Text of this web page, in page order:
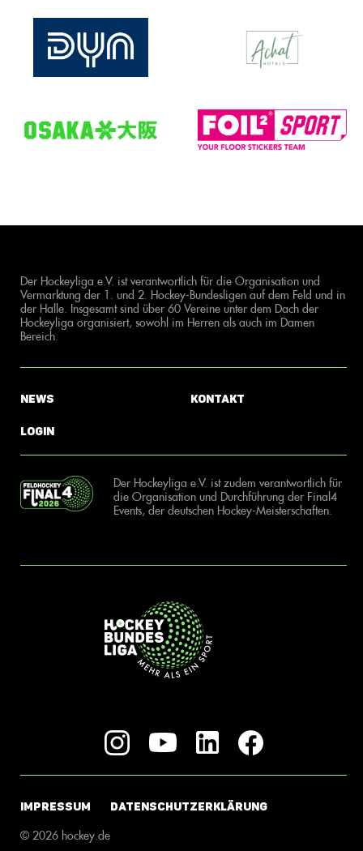
Der Hockeyliga e.V. ist verantwortlich für die Organisation und
Vermarktung der 1. und 2. Hockey-Bundesligen auf dem Feld und in
der Halle. Insgesamt sind über 60 Vereine unter dem Dach der
Hockeyliga organisiert, sowohl im Herren als auch im Damen
Bereich.
News
Login
Kontakt
Der Hockeyliga e.V. ist zudem verantwortlich für
die Organisation und Durchführung der Final4
Events, der deutschen Hockey-Meisterschaften.
IMPRESSUM DATENSCHUTZERKLÄRUNG
© 2026 hockey.de